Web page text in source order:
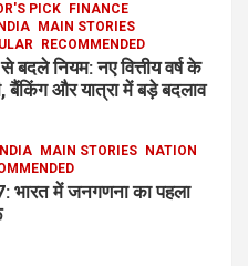
PICK
FINANCE
INDIA
MAIN STORIES
RECOMMENDED
नियम: नए वित्तीय वर्ष के
बैंकिंग और यात्रा में बड़े बदलाव
INDIA MAIN STORIES
NATION
में जनगणना का पहला